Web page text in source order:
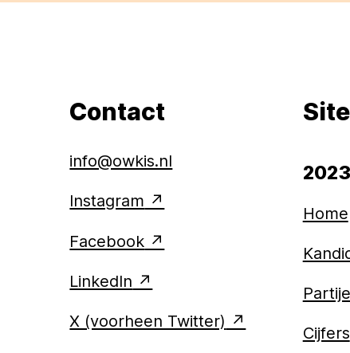
Contact
info@owkis.nl
Instagram
Facebook
LinkedIn
X (voorheen Twitter)
2023
Home
Cijfers